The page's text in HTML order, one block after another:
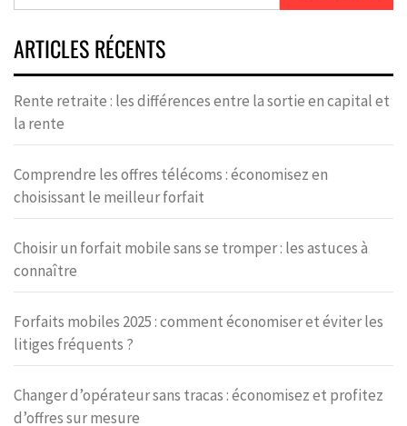
ARTICLES RÉCENTS
Rente retraite : les différences entre la sortie en capital et
la rente
Comprendre les offres télécoms : économisez en
choisissant le meilleur forfait
Choisir un forfait mobile sans se tromper : les astuces à
connaître
Forfaits mobiles 2025 : comment économiser et éviter les
litiges fréquents ?
Changer d’opérateur sans tracas : économisez et profitez
d’offres sur mesure